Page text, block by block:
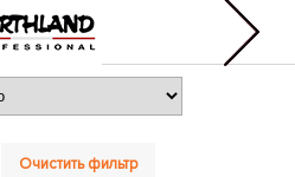
Очистить фильтр